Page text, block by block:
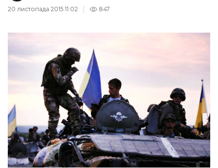
20 листопада 2015 11:02
847